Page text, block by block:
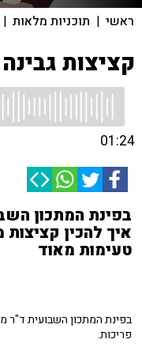
ראשי | תוכניות מלאות |
קציצות
01:24
בפינת המתכון
איך להכין
טעימות מאוד
בפינת המתכון השבועית ד"ר
פריכות.